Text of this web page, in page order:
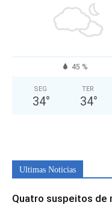
45 %
SEG
34°
TER
34°
Ultimas Noticias
Quatro suspeitos de